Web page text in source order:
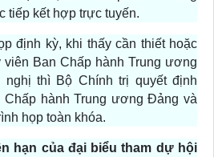
tiếp kết hợp trực tuyến.
định kỳ, khi thấy cần thiết hoặc
Ban Chấp hành Trung ương
thì Bộ Chính trị quyết định
Chấp hành Trung ương Đảng và
họp toàn khóa.
hạn của đại biểu tham dự hội